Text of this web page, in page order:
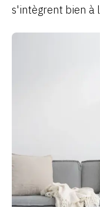
s'intègrent bien à